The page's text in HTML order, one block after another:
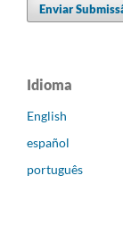
Enviar
Idioma
English
español
português